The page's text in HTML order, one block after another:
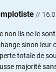
//
non ils ne le
sinon leur
perte totale de
majorité